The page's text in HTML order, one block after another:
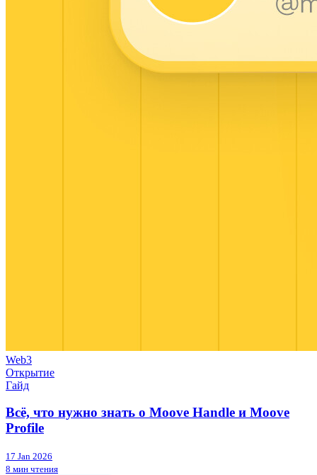
Web3
Открытие
Гайд
Всё, что нужно знать о Moove Handle и Moove
Profile
17 Jan 2026
8 мин чтения